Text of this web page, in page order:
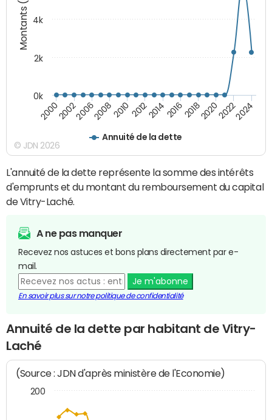
Montants (€)
Annuité de la dette
20002002200620082010 2012201420162018202020222024
0k
2k
4k
© JDN 2026
L'annuité de la dette représente la somme des intérêts
d'emprunts et du montant du remboursement du capital
de Vitry-Laché.
A ne pas manquer
Recevez nos astuces et bons plans directement par e-
mail.
Je m'abonne
En savoir plus sur notre politique de confidentialité
Annuité de la dette par habitant de Vitry-
Laché
(Source : JDN d'après ministère de l'Economie)
200